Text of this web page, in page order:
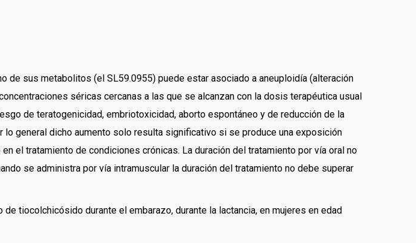
sus metabolitos (el SL59.0955) puede estar asociado a aneuploidía (alteración
séricas cercanas a las que se alcanzan con la dosis terapéutica usual
de teratogenicidad, embriotoxicidad, aborto espontáneo y de reducción de la
general dicho aumento solo resulta significativo si se produce una exposición
el tratamiento de condiciones crónicas. La duración del tratamiento por vía oral no
se administra por vía intramuscular la duración del tratamiento no debe superar
tiocolchicósido durante el embarazo, durante la lactancia, en mujeres en edad